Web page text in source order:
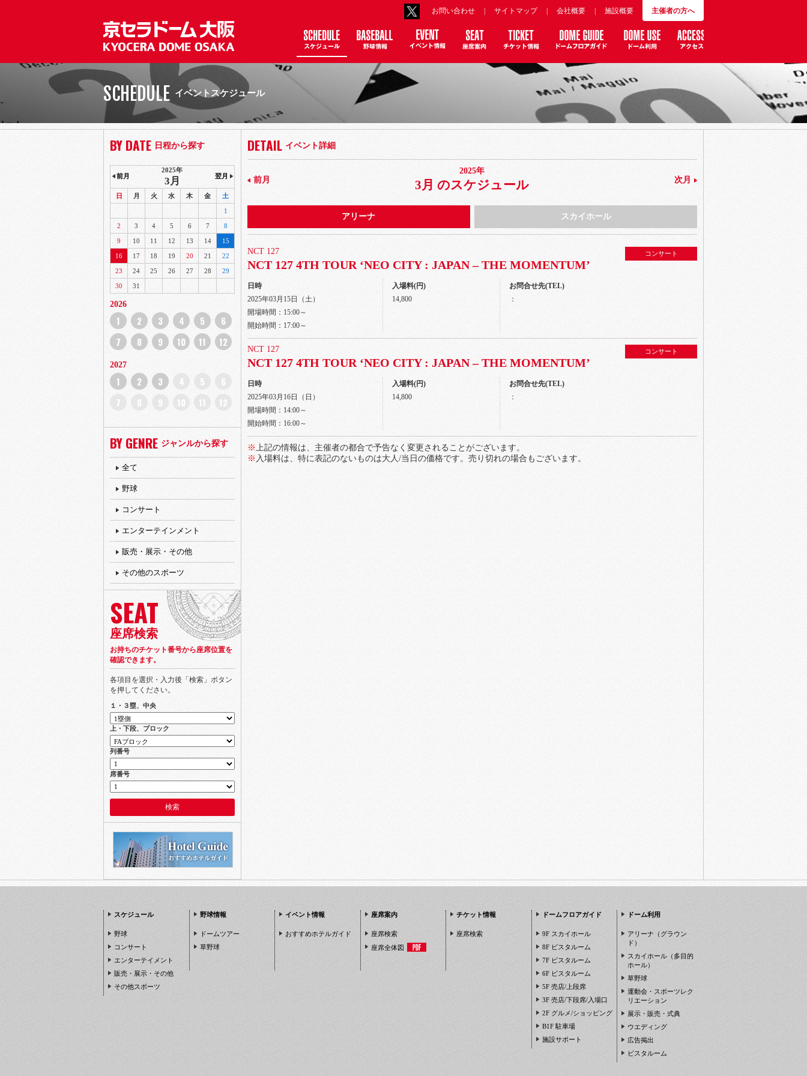
主催者の方へ
施設概要
会社概要
サイトマップ
お問い合わせ
SCHEDULE イベントスケジュール
DETAIL イベント詳細
前月
2025年
3月 のスケジュール 次月
アリーナ スカイホール
NCT 127
NCT 127 4TH TOUR ‘NEO CITY : JAPAN – THE MOMENTUM’
コンサート
日時
2025年03月15日（土）
開場時間：15:00～
開始時間：17:00～
入場料(円)
14,800
お問合せ先(TEL)
：
NCT 127
NCT 127 4TH TOUR ‘NEO CITY : JAPAN – THE MOMENTUM’
コンサート
日時
2025年03月16日（日）
開場時間：14:00～
開始時間：16:00～
入場料(円)
14,800
お問合せ先(TEL)
：
※上記の情報は、主催者の都合で予告なく変更されることがございます。
※ 入場料は、特に表記のないものは大人/当日の価格です。売り切れの場合もございます。
BY DATE 日程から探す
前月
2025年
3月 翌月
日 月 火 水 木 金 土
1
2 3 4 5 6 7 8
9 10 11 12 13 14 15
16 17 18 19 20 21 22
23 24 25 26 27 28 29
30 31
2026
1 2 3 4 5
6
7
8 9 10 11 12
2027
1 2 3 4 5
6
7
8 9 10 11 12
BY GENRE ジャンルから探す
全て
野球
コンサート
エンターテインメント
販売・展示・その他
その他のスポーツ
SEAT
座席検索
お持ちのチケット番号から座席位置を
確認できます。
各項目を選択・入力後「検索」ボタン
を押してください。
１・３塁、中央
上・下段、ブロック
列番号
席番号
スケジュール
野球
コンサート
エンターテイメント
販売・展示・その他
その他スポーツ
野球情報
ドームツアー
草野球
イベント情報
おすすめホテルガイド
座席案内
座席検索
座席全体図
チケット情報
座席検索
ドームフロアガイド
9F スカイホール
8F ビスタルーム
7F ビスタルーム
6F ビスタルーム
5F 売店/上段席
3F 売店/下段席/入場口
2F グルメ/ショッピング
B1F 駐車場
施設サポート
ドーム利用
アリーナ（グラウン
ド）
スカイホール（多目的
ホール）
草野球
運動会・スポーツレク
リエーション
展示・販売・式典
ウエディング
広告掲出
ビスタルーム